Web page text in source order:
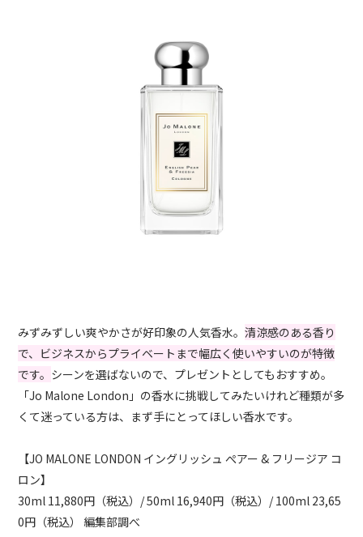
みずみずしい爽やかさが好印象の人気香水。清涼感のある香り
で、ビジネスからプライベートまで幅広く使いやすいのが特徴
です。 シーンを選ばないので、プレゼントとしてもおすすめ。
「Jo Malone London」の香水に挑戦してみたいけれど種類が多
くて迷っている方は、まず手にとってほしい香水です。
【JO MALONE LONDON イングリッシュ ぺアー & フリージア コ
ロン】
30ml 11,880円（税込）/ 50ml 16,940円（税込）/ 100ml 23,65
0円（税込） 編集部調べ